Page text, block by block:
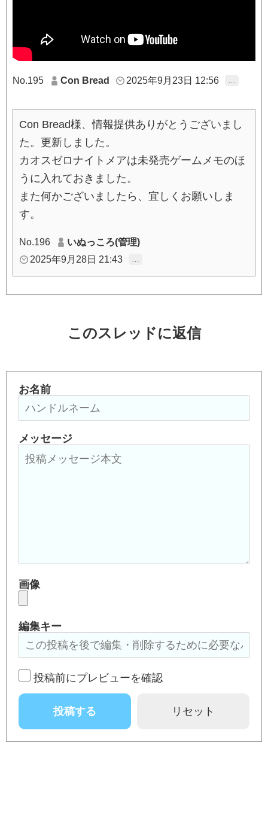
No.195 Con Bread 2025年9月23日 12:56 …
Con Bread様、情報提供ありがとうございまし
た。更新しました。
カオスゼロナイトメアは未発売ゲームメモのほ
うに入れておきました。
また何かございましたら、宜しくお願いしま
す。
No.196
いぬっころ(管理)
2025年9月28日 21:43
…
このスレッドに返信
お名前
メッセージ
画像
編集キー
投稿前にプレビューを確認